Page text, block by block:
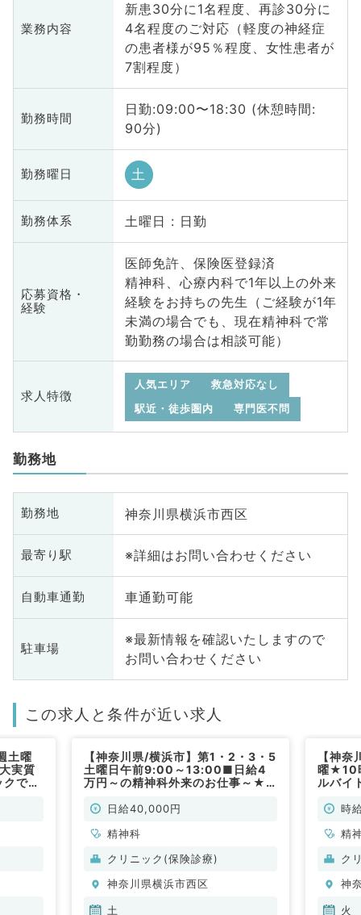
業務内容
新患30分に1名程度、再診30分に
4名程度のご対応（軽度の神経症
の患者様が95％程度、女性患者が
7割程度）
勤務時間
日勤:09:00〜18:30 (休憩時間:
90分)
勤務曜日 土
勤務体系 土曜日 : 日勤
応募資格・
経験
医師免許、保険医登録済
精神科、心療内科で1年以上の外来
経験をお持ちの先生（ご経験が1年
未満の場合でも、現在精神科で常
勤勤務の場合は相談可能）
求人特徴
人気エリア
救急対応なし
駅近・徒歩圏内
専門医不問
勤務地
勤務地 神奈川県横浜市西区
最寄り駅 ※詳細はお問い合わせください
自動車通勤 車通勤可能
駐車場
※最新情報を確認いたしますので
お問い合わせください
この求人と条件が近い求人
土曜
実質
で精
【神奈川県/横浜市】第1・2・3・5
土曜日午前9:00～13:00■日給4
万円～の精神科外来のお仕事～★
のご勤務です （精神科/非常勤）
日給40,000円
精神科
クリニック(保険診療)
神奈川県横浜市西区
土
【神
曜★10
ルバイ
時
精
ク
神
火